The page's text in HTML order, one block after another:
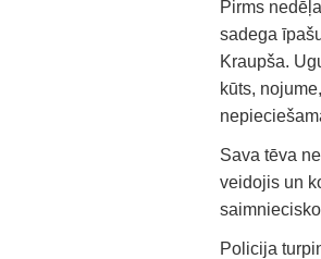
Pirms
sadega
Kraupša.
kūts,
Sava tēva
veidojis un
Policija